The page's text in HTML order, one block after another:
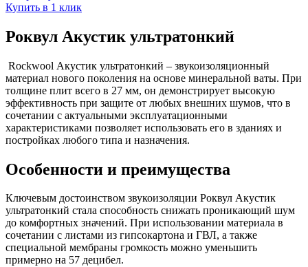
Купить в 1 клик
Роквул Акустик ультратонкий
Rockwool Акустик ультратонкий – звукоизоляционный
материал нового поколения на основе минеральной ваты. При
толщине плит всего в 27 мм, он демонстрирует высокую
эффективность при защите от любых внешних шумов, что в
сочетании с актуальными эксплуатационными
характеристиками позволяет использовать его в зданиях и
постройках любого типа и назначения.
Особенности и преимущества
Ключевым достоинством звукоизоляции Роквул Акустик
ультратонкий стала способность снижать проникающий шум
до комфортных значений. При использовании материала в
сочетании с листами из гипсокартона и ГВЛ, а также
специальной мембраны громкость можно уменьшить
примерно на 57 децибел.